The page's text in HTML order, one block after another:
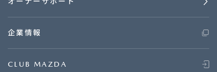
企業情報
CLUB MAZDA